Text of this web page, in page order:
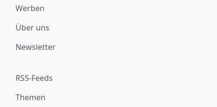
Werben
Über uns
Newsletter
RSS-Feeds
Themen